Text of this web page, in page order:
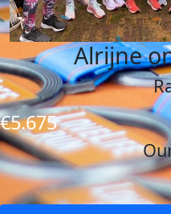
Alrijne
€5.675